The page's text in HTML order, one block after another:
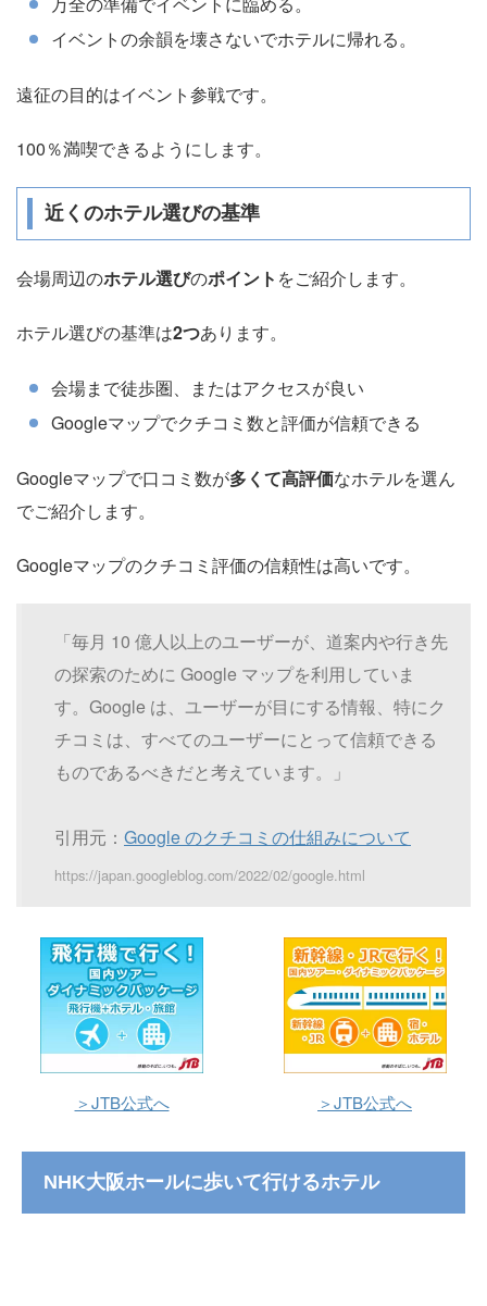
イベントの余韻を壊さないでホテルに帰れる。
遠征の目的はイベント参戦です。
100％満喫できるようにします。
近くのホテル選びの基準
会場周辺のホテル選びのポイント をご紹介します。
ホテル選びの基準は2つあります。
会場まで徒歩圏、またはアクセスが良い
Googleマップでクチコミ数と評価が信頼できる
Googleマップで口コミ数が多くて高評価なホテルを選ん
でご紹介します。
Googleマップのクチコミ評価の信頼性は高いです。
「毎月 10 億人以上のユーザーが、道案内や行き先
の探索のために Google マップを利用していま
す。Google は、ユーザーが目にする情報、特にク
チコミは、すべてのユーザーにとって信頼できる
ものであるべきだと考えています。」
引用元： Google のクチコミの仕組みについて
https://japan.googleblog.com/2022/02/google.html
＞JTB公式へ ＞JTB公式へ
NHK大阪ホールに歩いて行けるホテル